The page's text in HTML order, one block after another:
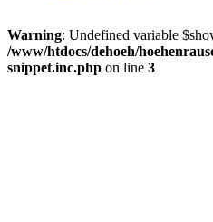
Warning: Undefined variable
/www/htdocs/dehoeh/
snippet.inc.php on line 3